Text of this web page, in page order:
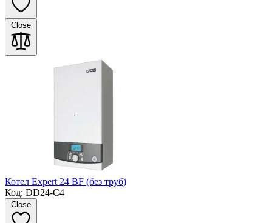
Close
Котел Expert 24 BF (без труб)
Код: DD24-C4
Close